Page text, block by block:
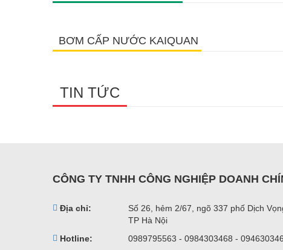
BƠM CẤP NƯỚC KAIQUAN
TIN TỨC
CÔNG TY TNHH CÔNG NGHIỆP DOANH
Địa chỉ:
Số 26, hẻm 2/67, ngõ 337 phố Dịch
TP Hà Nội
Hotline:
0989795563 - 0984303468 -